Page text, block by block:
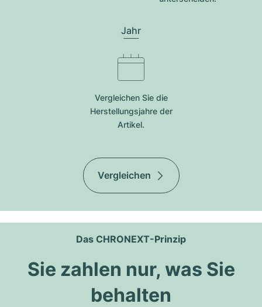
Jahr
Vergleichen Sie die
Herstellungsjahre der
Artikel.
Vergleichen
Das CHRONEXT-Prinzip
Sie zahlen nur, was Sie
behalten